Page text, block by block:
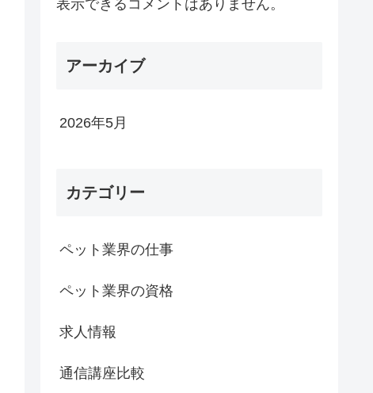
表示できるコメントはありません。
アーカイブ
2026年5月
カテゴリー
ペット業界の仕事
ペット業界の資格
求人情報
通信講座比較